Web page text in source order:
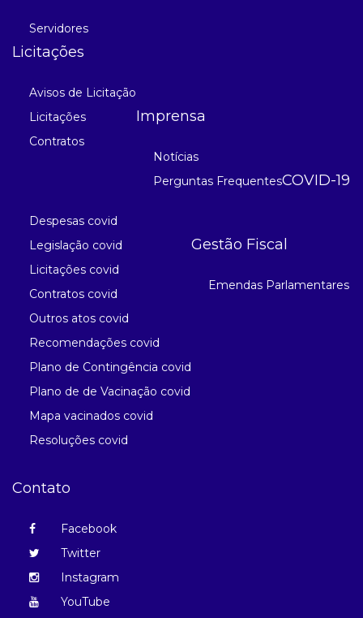
Servidores
Licitações
Avisos de Licitação
Licitações
Contratos
Imprensa
Notícias
Perguntas FrequentesCOVID-19
Despesas covid
Legislação covid
Licitações covid
Contratos covid
Outros atos covid
Recomendações covid
Plano de Contingência covid
Plano de de Vacinação covid
Mapa vacinados covid
Resoluções covid
Gestão Fiscal
Emendas Parlamentares
Contato
Facebook
Twitter
Instagram
YouTube